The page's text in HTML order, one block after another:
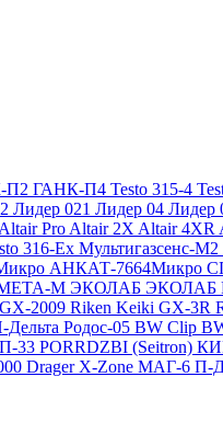
П2 ГАНК-П4 Testo 315-4
Лидер 021 Лидер 04 Лидер
Altair Pro Altair 2X Altair 4XR
316-Ex Мультигазсенс-М2
АНКАТ-7664Микро
М ЭКОЛАБ
2009 Riken Keiki GX-3R
Родос-05 BW Clip
33 PORRDZBI (Seitron)
Drager X-Zone МАГ-6 П-